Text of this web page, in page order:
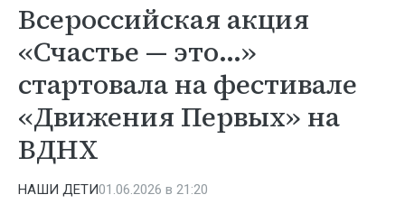
Всероссийская акция
«Счастье — это…»
стартовала на фестивале
«Движения Первых» на
ВДНХ
НАШИ ДЕТИ01.06.2026 в 21:20